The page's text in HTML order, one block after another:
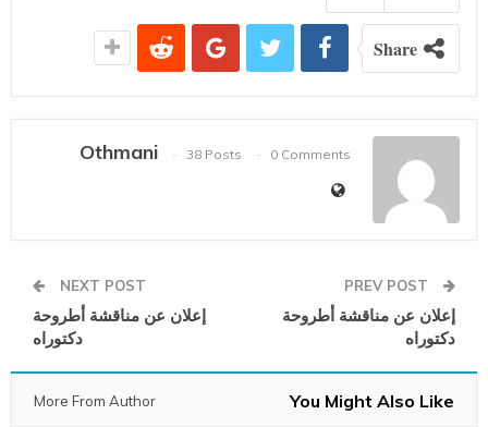
Share
Othmani 38 Posts 0 Comments
إعلان عن مناقشة أطروحة
دكتوراه
NEXT POST
إعلان عن مناقشة أطروحة
دكتوراه
You Might Also Like
More From Author